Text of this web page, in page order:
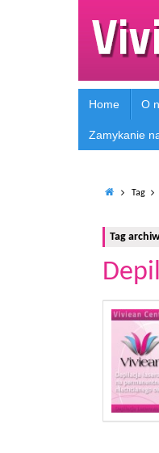
Home O
Zamykanie
Tag
Tag